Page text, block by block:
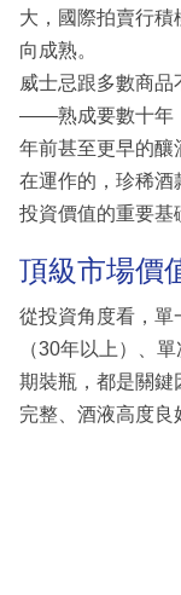
大，國際拍賣行積
向成熟。
威士忌跟多數商
——熟成要數十年
年前甚至更早的釀
在運作的，珍稀酒
投資價值的重要基
頂級市場價
從投資角度看，單
（30年以上）、
期裝瓶，都是關
完整、酒液高度良